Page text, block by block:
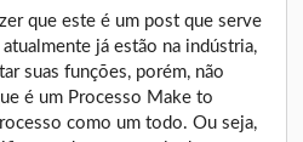
que este é um post que serve
já estão na indústria,
suas funções, porém, não
é um Processo Make to
como um todo. Ou seja,